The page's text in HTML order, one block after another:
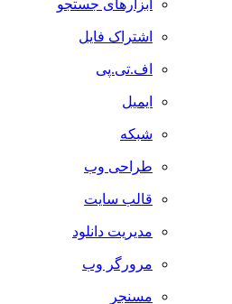
ابزارهای جستجو
اشتراک فایل
اف.تی.پی
ایمیل
شبکه
طراحی وب
قالب سایت
مدیریت دانلود
مرورگر وب
مسنجر